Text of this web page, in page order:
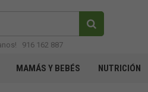
916 162 887
MAMÁS Y BEBÉS NUTRICIÓN